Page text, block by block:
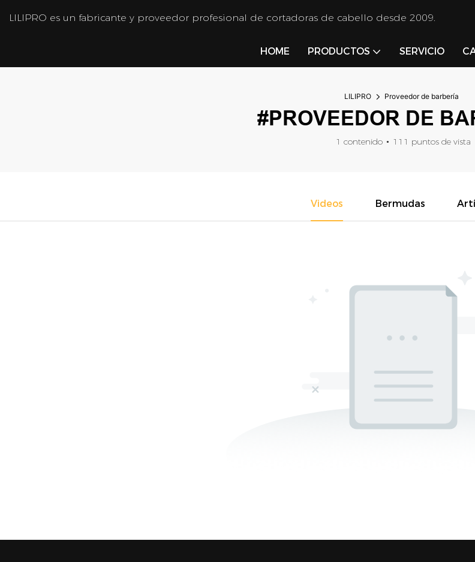
LILIPRO es un fabricante y proveedor profesional de cortadoras de cabello desde 2009.
HOME PRODUCTOS SERVICIO
LILIPRO Proveedor de barbería
#PROVEEDOR DE
1 contenido 111 puntos de vista
Videos Bermudas